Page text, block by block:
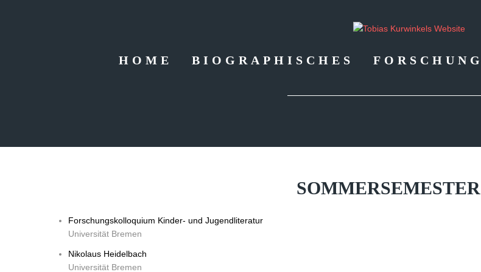
HOME BIOGRAPHISCHES FORSCHUNG
SOMMERSEMESTER
Forschungskolloquium Kinder- und Jugendliteratur
Universität Bremen
Nikolaus Heidelbach
Universität Bremen